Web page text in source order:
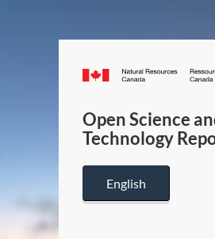
Canada.ca
Open Science
Technology
English